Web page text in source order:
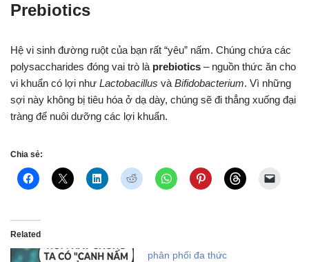
Prebiotics
Hệ vi sinh đường ruột của bạn rất “yêu” nấm. Chúng chứa các
polysaccharides đóng vai trò là prebiotics – nguồn thức ăn cho
vi khuẩn có lợi như Lactobacillus và Bifidobacterium. Vì những
sợi này không bị tiêu hóa ở dạ dày, chúng sẽ đi thẳng xuống đại
tràng để nuôi dưỡng các lợi khuẩn.
Chia sẻ:
Related
phân phối đa thức